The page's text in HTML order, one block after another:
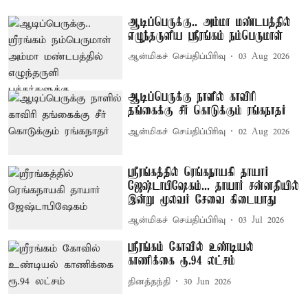
ஆடிப்பெருக்கு.. அம்மா மண்டபத்தில்
எழுந்தருளிய ஸ்ரீரங்கம் நம்பெருமாள்
ஆன்மிகச் செய்திப்பிரிவு 03 Aug 2026
ஆடிப்பெருக்கு நாளில் காவிரி
தங்கைக்கு சீர் கொடுக்கும் ரங்கநாதர்
ஆன்மிகச் செய்திப்பிரிவு 02 Aug 2026
ஸ்ரீரங்கத்தில் ரெங்கநாயகி தாயார்
ஜேஷ்டாபிஷேகம்... தாயார் சன்னதியில்
இன்று மூலவர் சேவை கிடையாது
ஆன்மிகச் செய்திப்பிரிவு 03 Jul 2026
ஸ்ரீரங்கம் கோவில் உண்டியல்
காணிக்கை ரூ.94 லட்சம்
தினத்தந்தி 30 Jun 2026